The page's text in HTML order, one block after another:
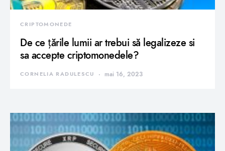
CRIPTOMONEDE
De ce țările lumii ar trebui să legalizeze si
sa accepte criptomonedele?
CORNELIA RADULESCU mai 16, 2023